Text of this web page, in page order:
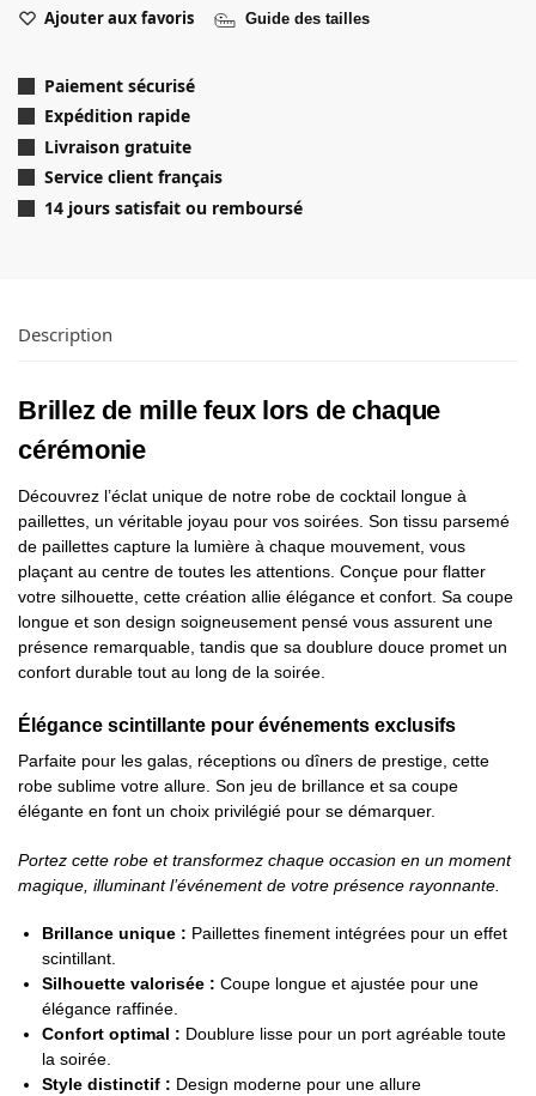
Ajouter aux favoris Guide des tailles
Paiement sécurisé
Expédition rapide
Livraison gratuite
Service client français
14 jours satisfait ou remboursé
Description
Brillez de mille feux lors de chaque
cérémonie
Découvrez l’éclat unique de notre robe de cocktail longue à
paillettes, un véritable joyau pour vos soirées. Son tissu parsemé
de paillettes capture la lumière à chaque mouvement, vous
plaçant au centre de toutes les attentions. Conçue pour flatter
votre silhouette, cette création allie élégance et confort. Sa coupe
longue et son design soigneusement pensé vous assurent une
présence remarquable, tandis que sa doublure douce promet un
confort durable tout au long de la soirée.
Élégance scintillante pour événements exclusifs
Parfaite pour les galas, réceptions ou dîners de prestige, cette
robe sublime votre allure. Son jeu de brillance et sa coupe
élégante en font un choix privilégié pour se démarquer.
Portez cette robe et transformez chaque occasion en un moment
magique, illuminant l’événement de votre présence rayonnante.
Brillance unique : Paillettes finement intégrées pour un effet
scintillant.
Silhouette valorisée : Coupe longue et ajustée pour une
élégance raffinée.
Confort optimal : Doublure lisse pour un port agréable toute
la soirée.
Style distinctif : Design moderne pour une allure